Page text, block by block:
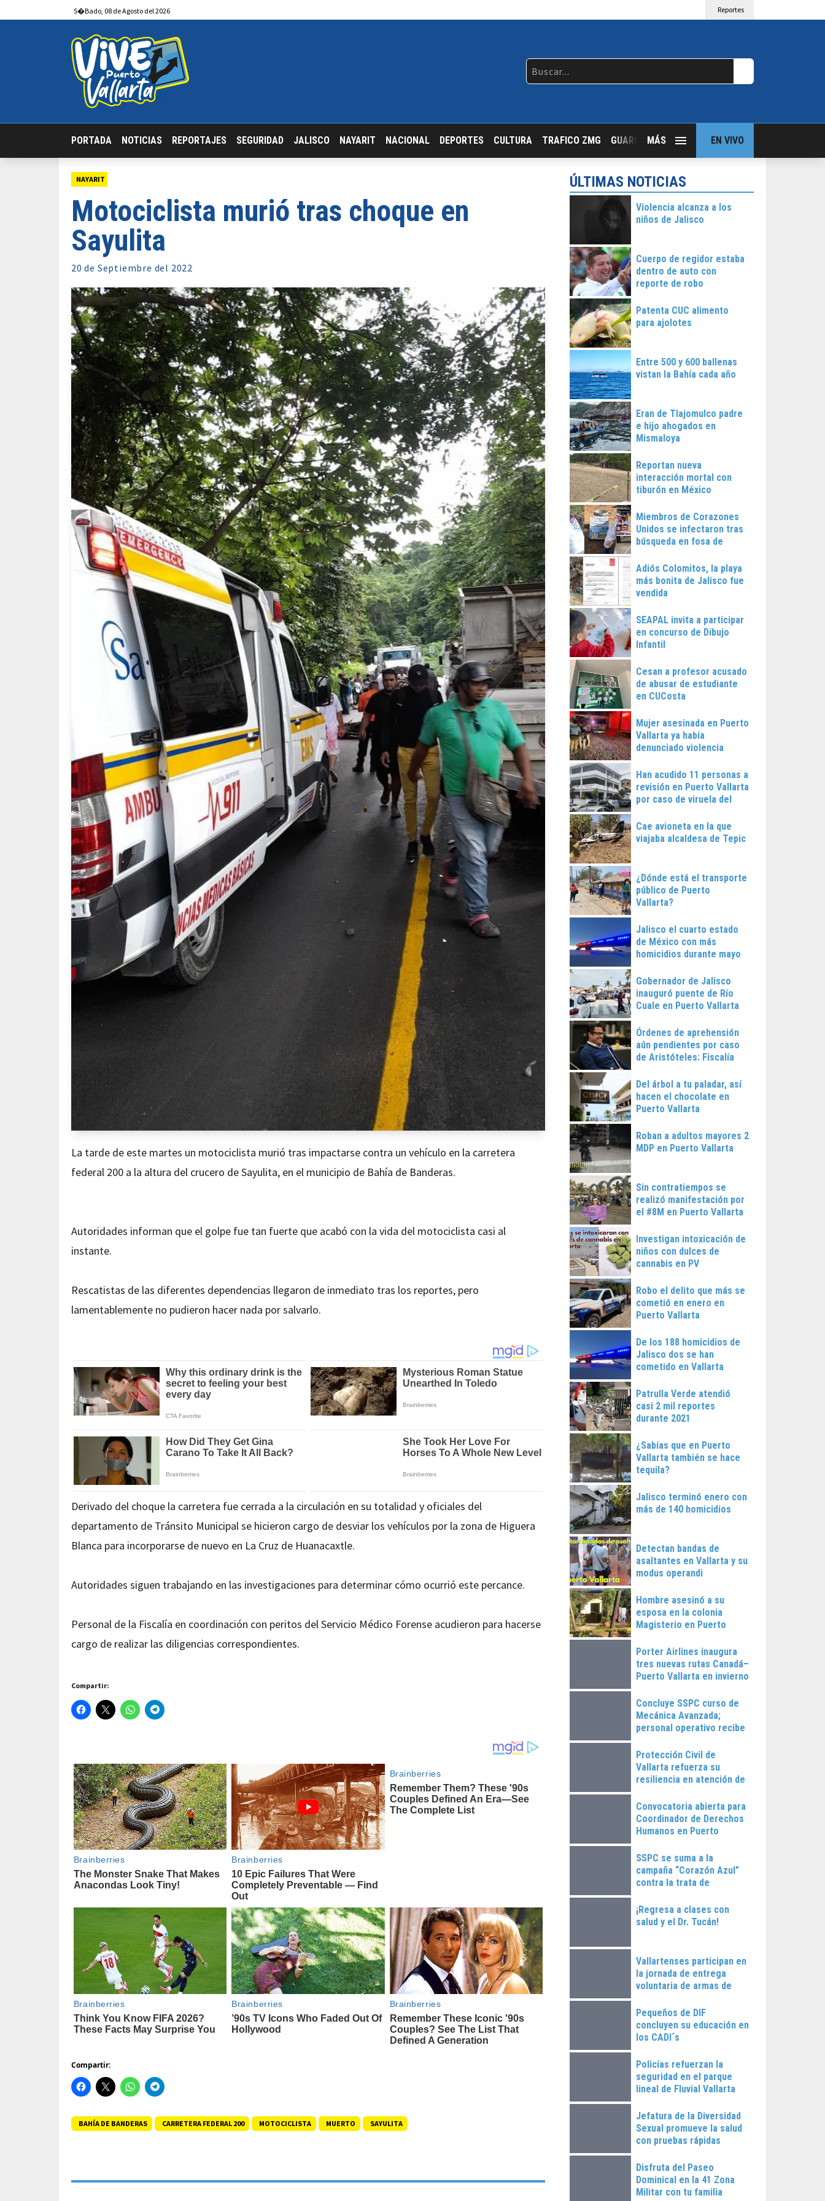
S�bado, 08 deAgosto del 2026 Reportes
PORTADA NOTICIAS REPORTAJES SEGURIDAD JALISCO NAYARIT NACIONAL DEPORTES CULTURA TRAFICO ZMG GUARDIA NOCTURNA GUADALAJARA FOLLOW
MÁS EN VIVO
NAYARIT
Motociclista murió tras choque en
Sayulita
20 de Septiembre del 2022
La tarde de este martes un motociclista murió tras impactarse contra un vehículo en la carretera
federal 200 a la altura del crucero de Sayulita, en el municipio de Bahía de Banderas.
Autoridades informan que el golpe fue tan fuerte que acabó con la vida del motociclista casi al
instante.
Rescatistas de las diferentes dependencias llegaron de inmediato tras los reportes, pero
lamentablemente no pudieron hacer nada por salvarlo.
Derivado del choque la carretera fue cerrada a la circulación en su totalidad y oficiales del
departamento de Tránsito Municipal se hicieron cargo de desviar los vehículos por la zona de Higuera
Blanca para incorporarse de nuevo en La Cruz de Huanacaxtle.
Autoridades siguen trabajando en las investigaciones para determinar cómo ocurrió este percance.
Personal de la Fiscalía en coordinación con peritos del Servicio Médico Forense acudieron para hacerse
cargo de realizar las diligencias correspondientes.
Compartir:
Compartir:
BAHÍA DE BANDERAS CARRETERA FEDERAL 200 MOTOCICLISTA MUERTO SAYULITA
ÚLTIMAS NOTICIAS
Violencia alcanza a los
niños de Jalisco
Cuerpo de regidor estaba
dentro de auto con
reporte de robo
Patenta CUC alimento
para ajolotes
Entre 500 y 600 ballenas
vistan la Bahía cada año
Eran de Tlajomulco padre
e hijo ahogados en
Mismaloya
Reportan nueva
interacción mortal con
tiburón en México
Miembros de Corazones
Unidos se infectaron tras
búsqueda en fosa de
Adiós Colomitos, la playa
más bonita de Jalisco fue
vendida
SEAPAL invita a participar
en concurso de Dibujo
Infantil
Cesan a profesor acusado
de abusar de estudiante
en CUCosta
Mujer asesinada en Puerto
Vallarta ya había
denunciado violencia
Han acudido 11 personas a
revisión en Puerto Vallarta
por caso de viruela del
Cae avioneta en la que
viajaba alcaldesa de Tepic
¿Dónde está el transporte
público de Puerto
Vallarta?
Jalisco el cuarto estado
de México con más
homicidios durante mayo
Gobernador de Jalisco
inauguró puente de Río
Cuale en Puerto Vallarta
Órdenes de aprehensión
aún pendientes por caso
de Aristóteles: Fiscalía
Del árbol a tu paladar, así
hacen el chocolate en
Puerto Vallarta
Roban a adultos mayores 2
MDP en Puerto Vallarta
Sin contratiempos se
realizó manifestación por
el #8M en Puerto Vallarta
Investigan intoxicación de
niños con dulces de
cannabis en PV
Robo el delito que más se
cometió en enero en
Puerto Vallarta
De los 188 homicidios de
Jalisco dos se han
cometido en Vallarta
Patrulla Verde atendió
casi 2 mil reportes
durante 2021
¿Sabías que en Puerto
Vallarta también se hace
tequila?
Jalisco terminó enero con
más de 140 homicidios
Detectan bandas de
asaltantes en Vallarta y su
modus operandi
Hombre asesinó a su
esposa en la colonia
Magisterio en Puerto
Porter Airlines inaugura
tres nuevas rutas Canadá–
Puerto Vallarta en invierno
Concluye SSPC curso de
Mecánica Avanzada;
personal operativo recibe
Protección Civil de
Vallarta refuerza su
resiliencia en atención de
Convocatoria abierta para
Coordinador de Derechos
Humanos en Puerto
SSPC se suma a la
campaña “Corazón Azul”
contra la trata de
¡Regresa a clases con
salud y el Dr. Tucán!
Vallartenses participan en
la jornada de entrega
voluntaria de armas de
Pequeños de DIF
concluyen su educación en
los CADI´s
Policías refuerzan la
seguridad en el parque
lineal de Fluvial Vallarta
Jefatura de la Diversidad
Sexual promueve la salud
con pruebas rápidas
Disfruta del Paseo
Dominical en la 41 Zona
Militar con tu familia